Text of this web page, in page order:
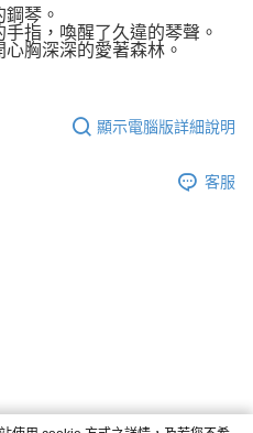
者引起之損失，本公司不負相關責
據個別帳號之用戶狀況，依本公司即
資訊註冊。若發現惡意使用之情形，
戶之使用額度並採取法律行動。
免運費
琴。
指，喚醒了久違的琴聲。
胸深深的愛著森林。
顯示電腦版詳細說明
客服